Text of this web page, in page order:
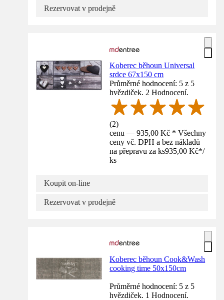
Rezervovat v prodejně
Koberec běhoun Universal
srdce 67x150 cm
Průměrné hodnocení: 5 z 5
hvězdiček. 2 Hodnocení.
(2)
cenu — 935,00 Kč * Všechny
ceny vč. DPH a bez nákladů
na přepravu za ks935,00 Kč*/
ks
Koupit on-line
Rezervovat v prodejně
Koberec běhoun Cook&Wash
cooking time 50x150cm
Průměrné hodnocení: 5 z 5
hvězdiček. 1 Hodnocení.